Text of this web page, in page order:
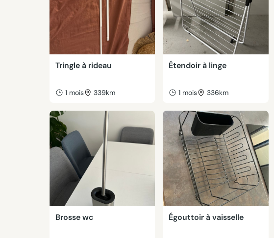
Tringle à rideau
1 mois 339km
Étendoir à linge
1 mois 336km
Brosse wc Égouttoir à vaisselle